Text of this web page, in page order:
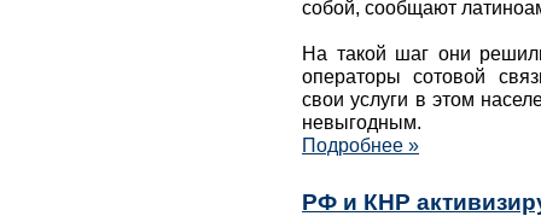
собой, сообщают
На такой шаг они
операторы сотовой
свои услуги в этом
невыгодным.
Подробнее »
РФ и КНР